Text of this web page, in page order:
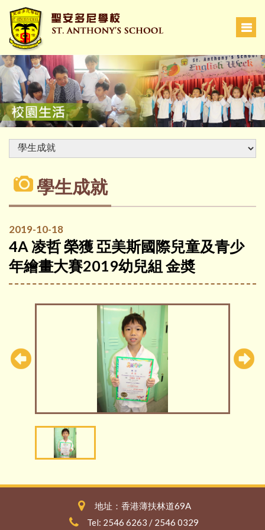
學生成就
2019-10-18
4A 凌哲 榮獲 亞美斯國際兒童及青少
年繪畫大賽2019幼兒組 金奬
地址：香港薄扶林道69A
Tel: 2546 6263 / 2546 0329